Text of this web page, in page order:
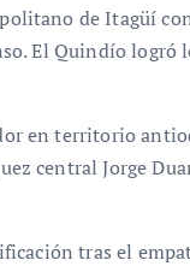
de Itagüí
El Quindío
en territorio
central Jorge
tras el